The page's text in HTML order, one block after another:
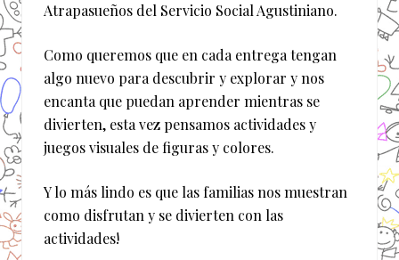
Atrapasueños del Servicio Social Agustiniano.
Como queremos que en cada entrega tengan
algo nuevo para descubrir y explorar y nos
encanta que puedan aprender mientras se
divierten, esta vez pensamos actividades y
juegos visuales de figuras y colores.
Y lo más lindo es que las familias nos muestran
como disfrutan y se divierten con las
actividades!